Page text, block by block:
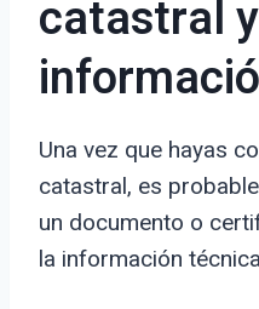
catastral
Una vez que hayas
catastral, es
un documento o
la información